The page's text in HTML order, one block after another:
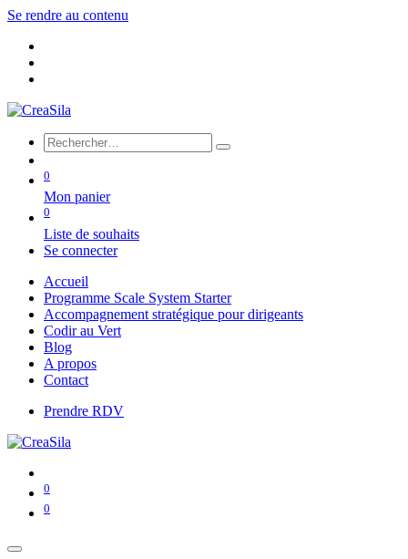
Se rendre au contenu
0
Mon panier
0
Liste de souhaits
Se connecter
Accueil
Programme Scale System Starter
Accompagnement stratégique pour dirigeants
Codir au Vert
Blog
A propos
Contact
Prendre RDV
0
0